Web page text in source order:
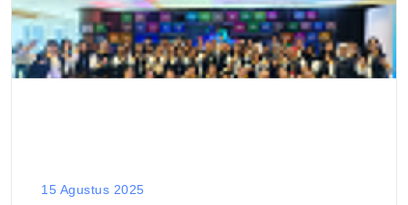
15 Agustus 2025